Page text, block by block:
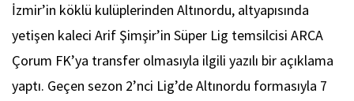
İzmir’in köklü kulüplerinden Altınordu, altyapısında
yetişen kaleci Arif Şimşir’in Süper Lig temsilcisi ARCA
Çorum FK’ya transfer olmasıyla ilgili yazılı bir açıklama
yaptı. Geçen sezon 2’nci Lig’de Altınordu formasıyla 7